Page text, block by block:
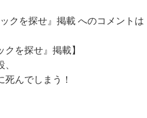
クを探せ』掲載 へのコメントは
クを探せ』掲載】
んでしまう！